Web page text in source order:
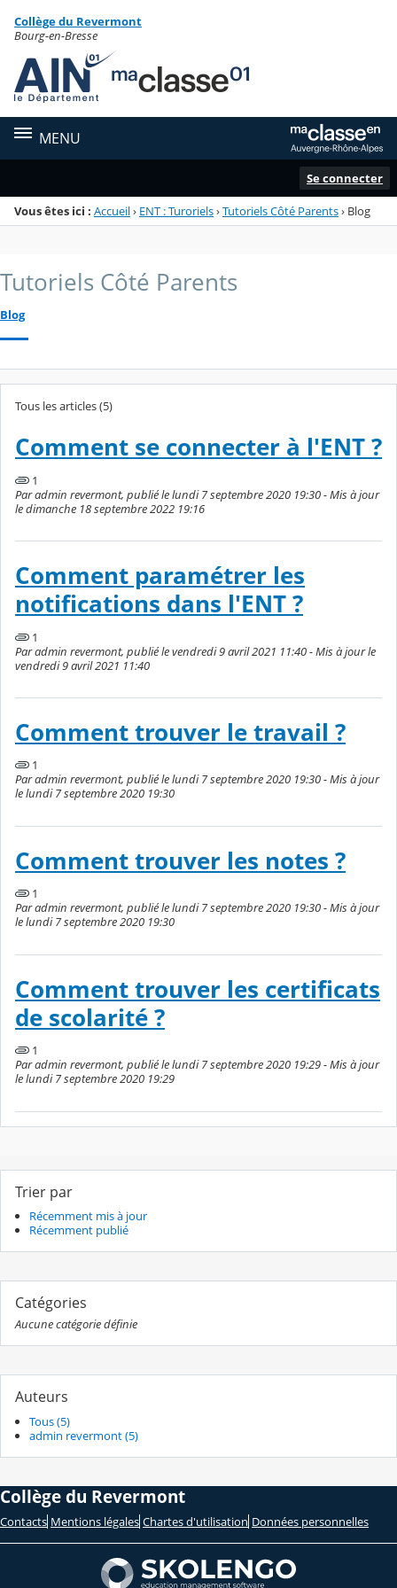
Menu de la rubrique
Contenu
Collège du Revermont
Bourg-en-Bresse
MENU
Se connecter
Vous êtes ici : Accueil› ENT : Turoriels›Tutoriels Côté Parents› Blog
Tutoriels Côté Parents
Blog
Tous les articles (5)
Comment se connecter à l'ENT ?
1
Par admin revermont, publié le lundi 7 septembre 2020 19:30 - Mis à jour
le dimanche 18 septembre 2022 19:16
Comment paramétrer les
notifications dans l'ENT ?
1
Par admin revermont, publié le vendredi 9 avril 2021 11:40 - Mis à jour le
vendredi 9 avril 2021 11:40
Comment trouver le travail ?
1
Par admin revermont, publié le lundi 7 septembre 2020 19:30 - Mis à jour
le lundi 7 septembre 2020 19:30
Comment trouver les notes ?
1
Par admin revermont, publié le lundi 7 septembre 2020 19:30 - Mis à jour
le lundi 7 septembre 2020 19:30
Comment trouver les certificats
de scolarité ?
1
Par admin revermont, publié le lundi 7 septembre 2020 19:29 - Mis à jour
le lundi 7 septembre 2020 19:29
Trier par
Récemment mis à jour
Récemment publié
Catégories
Aucune catégorie définie
Auteurs
Tous (5)
admin revermont (5)
Collège du Revermont
Contacts Mentions légales Chartes d'utilisation Données personnelles